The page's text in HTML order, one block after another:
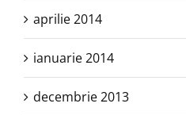
aprilie 2014
ianuarie 2014
decembrie 2013